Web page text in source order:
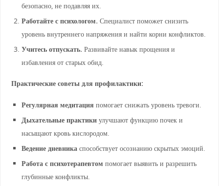
безопасно, не подавляя их.
Работайте с психологом. Специалист поможет снизить
уровень внутреннего напряжения и найти корни конфликтов.
Учитесь отпускать. Развивайте навык прощения и
избавления от старых обид.
Практические советы для профилактики:
Регулярная медитация помогает снижать уровень тревоги.
Дыхательные практики улучшают функцию почек и
насыщают кровь кислородом.
Ведение дневника способствует осознанию скрытых эмоций.
Работа с психотерапевтом помогает выявить и разрешить
глубинные конфликты.